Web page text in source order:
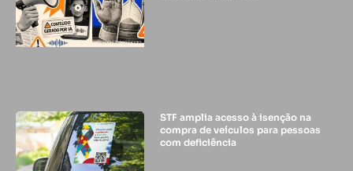
STF amplia acesso à isenção na
compra de veículos para pessoas
com deficiência